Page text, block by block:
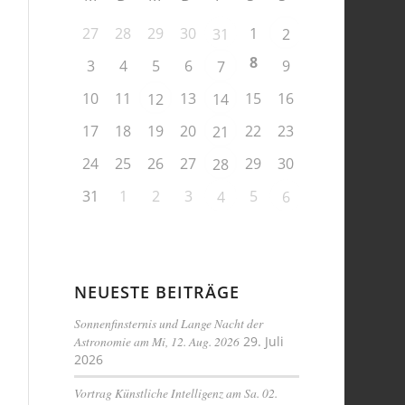
27
28 29 30 31 1
2
3
4 5 6 7 8
9
10
11 12 13 14 15
16
17
18 19 20 21 22
23
24
25 26 27 28 29
30
31
1 2 3 4 5 6
NEUESTE BEITRÄGE
Sonnenfinsternis und Lange Nacht der
Astronomie am Mi, 12. Aug. 2026 29. Juli
2026
Vortrag Künstliche Intelligenz am Sa. 02.